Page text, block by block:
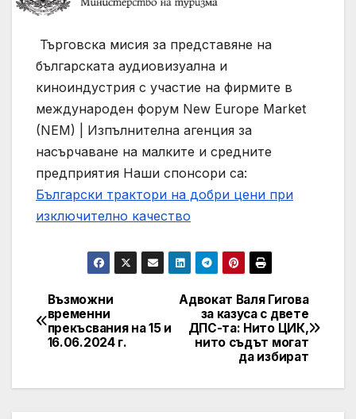
Търговска мисия за представяне на
българската аудиовизуална и
киноиндустрия с участие на фирмите в
международен форум New Europe Market
(NEM) | Изпълнителна агенция за
насърчаване на малките и средните
предприятия Наши спонсори са:
Български трактори на добри цени при
изключително качество
Post
navigation
Адвокат Валя Гигова
за казуса с двете
ДПС-та: Нито ЦИК,
нито съдът могат
да избират
Възможни
временни
прекъсвания на 15 и
16.06.2024 г.